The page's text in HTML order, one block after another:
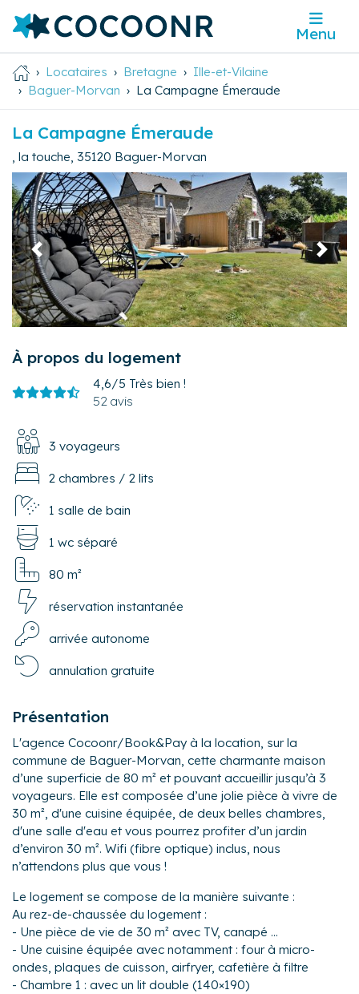
Menu
Locataires Bretagne
Ille-et-Vilaine
Baguer-Morvan
La Campagne Émeraude
La Campagne Émeraude
, la touche 35120 Baguer-Morvan
Précédent
À propos du logement
4,6/5 Très bien !
52 avis
3 voyageurs
2 chambres / 2 lits
1 salle de bain
1 wc séparé
80 m²
réservation instantanée
arrivée autonome
annulation gratuite
Présentation
L'agence Cocoonr/Book&Pay à la location, sur la
commune de Baguer-Morvan, cette charmante maison
d’une superficie de 80 m² et pouvant accueillir jusqu’à 3
voyageurs. Elle est composée d’une jolie pièce à vivre de
30 m², d'une cuisine équipée, de deux belles chambres,
d'une salle d'eau et vous pourrez profiter d’un jardin
d’environ 30 m². Wifi (fibre optique) inclus, nous
n’attendons plus que vous !
Le logement se compose de la manière suivante :
Au rez-de-chaussée du logement :
- Une pièce de vie de 30 m² avec TV, canapé ...
- Une cuisine équipée avec notamment : four à micro-
ondes, plaques de cuisson, airfryer, cafetière à filtre
- Chambre 1 : avec un lit double (140×190)